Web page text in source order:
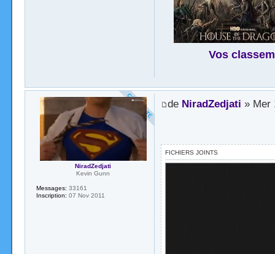
Vos
de NiradZedjati » Mer
FICHIERS JOINTS
NiradZedjati
Kevin Gunn
Messages: 33161
Inscription: 07 Nov 2011